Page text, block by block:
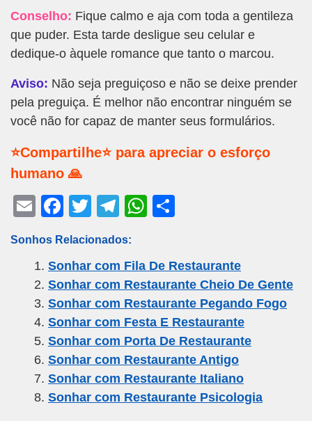
Conselho: Fique calmo e aja com toda a gentileza
que puder. Esta tarde desligue seu celular e
dedique-o àquele romance que tanto o marcou.
Aviso: Não seja preguiçoso e não se deixe prender
pela preguiça. É melhor não encontrar ninguém se
você não for capaz de manter seus formulários.
⭐Compartilhe⭐ para apreciar o esforço
humano 🙏
E
ail
F
c
e
b
o
o
k
T
tt
er
T
e
gr
a
m
W
s
A
p
p
e
Sonhos Relacionados:
Sonhar com Fila De Restaurante
Sonhar com Restaurante Cheio De Gente
Sonhar com Restaurante Pegando Fogo
Sonhar com Festa E Restaurante
Sonhar com Porta De Restaurante
Sonhar com Restaurante Antigo
Sonhar com Restaurante Italiano
Sonhar com Restaurante Psicologia